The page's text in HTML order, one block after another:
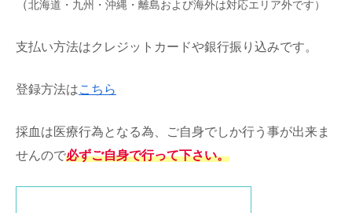
（北海道・九州・沖縄・離島および海外は対応エリア外です）
支払い方法はクレジットカードや銀行振り込みです。
登録方法はこちら
採血は医療行為となる為、ご自身でしか行う事が出来ま
せんので必ずご自身で行って下さい。